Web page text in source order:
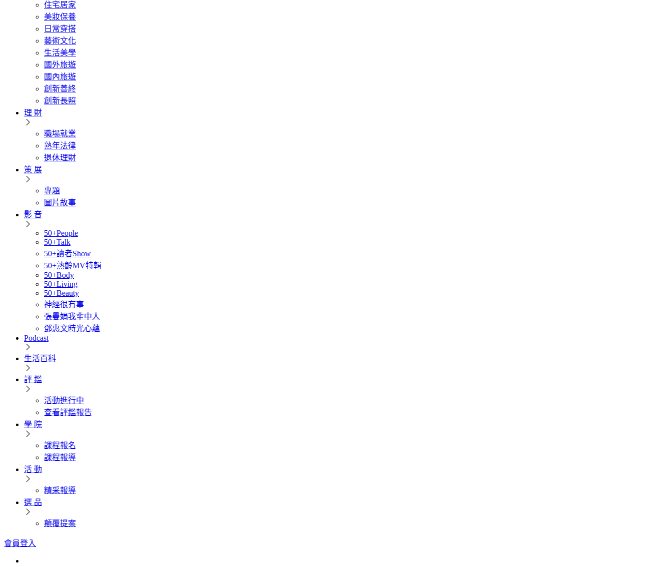
住宅居家
美妝保養
日常穿搭
藝術文化
生活美學
國外旅遊
國內旅遊
創新善終
創新長照
理 財
職場就業
熟年法律
退休理財
策 展
專題
圖片故事
影 音
50+People
50+Talk
50+讀者Show
50+熟齡MV特輯
50+Body
50+Living
50+Beauty
神經很有事
張曼娟我輩中人
鄧惠文時光心蘊
Podcast
生活百科
評 鑑
活動進行中
查看評鑑報告
學 院
課程報名
課程報導
活 動
精采報導
選 品
顛覆提案
會員登入